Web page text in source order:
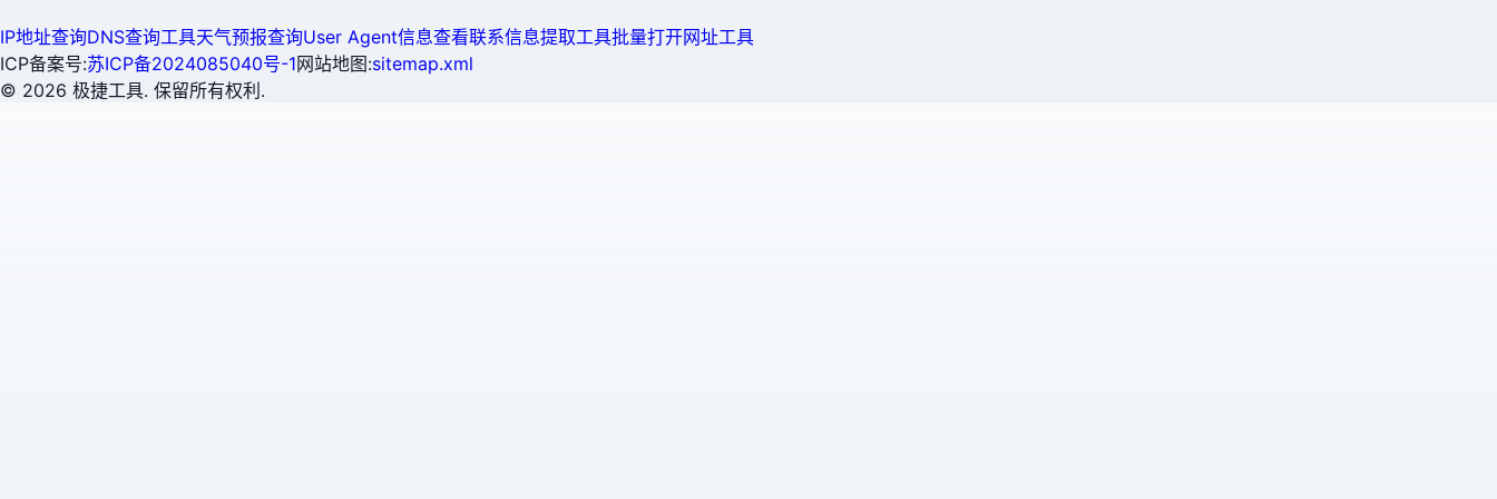
IP地址查询DNS查询工具天气预报查询User Agent信息查看联系信息提取工具批量打开网址工具
ICP备案号:苏ICP备2024085040号-1网站地图:sitemap.xml
© 2026 极捷工具. 保留所有权利.